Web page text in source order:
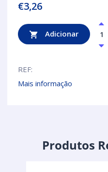
€3,26
Adicionar
REF:
Mais informação
Produtos